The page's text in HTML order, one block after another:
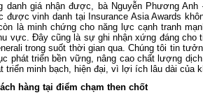
danh giá nhận được, bà Nguyễn Phương Anh
được vinh danh tại Insurance Asia Awards
là minh chứng cho năng lực cạnh tranh
vực. Đây cũng là sự ghi nhận xứng đáng cho
trong suốt thời gian qua. Chúng tôi tin
phát triển bền vững, nâng cao chất lượng
triển minh bạch, hiện đại, vì lợi ích lâu dài của
hàng tại điểm chạm then chốt